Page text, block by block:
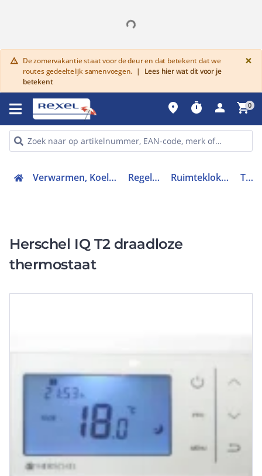
warning De zomervakantie staat voor de deur en dat betekent dat we
routes gedeeltelijk samenvoegen. |
Lees hier wat dit voor je
betekent
×
place timer person shopping_cart0
Verwarmen, Koelen en Ventileren Regeltechniek Ruimteklokthermostaat T-T2
Herschel IQ T2 draadloze
thermostaat